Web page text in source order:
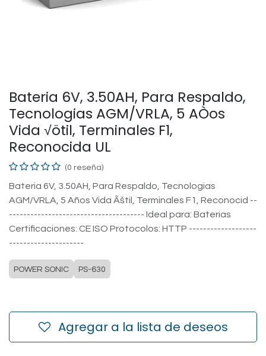
Bateria 6V, 3.50AH, Para Respaldo,
Tecnologias AGM/VRLA, 5 AÒos
Vida √ötil, Terminales F1,
Reconocida UL
(0 reseña)
Bateria 6V, 3.50AH, Para Respaldo, Tecnologias
AGM/VRLA, 5 Años Vida Ãštil, Terminales F1, Reconocid --
-------------------------------------- Ideal para: Baterias
Certificaciones: CE ISO Protocolos: HTTP -------------------
---------------------
POWER SONIC PS-630
Agregar a la lista de deseos